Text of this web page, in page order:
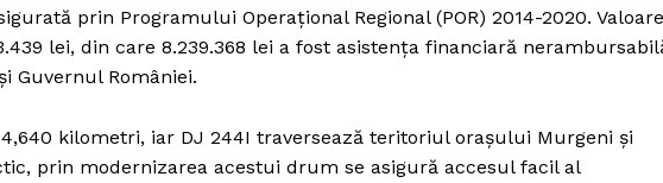
prin Programului Operațional Regional (POR) 2014-2020.
lei, din care 8.239.368 lei a fost asistența financiară
Guvernul României.
kilometri, iar DJ 244I traversează teritoriul orașului Murgeni și
prin modernizarea acestui drum se asigură accesul facil al